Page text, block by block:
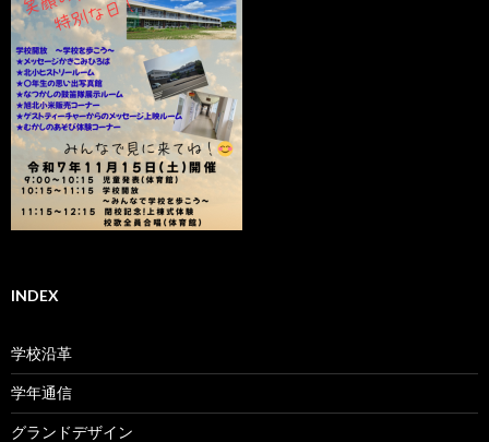
INDEX
学校沿革
学年通信
グランドデザイン